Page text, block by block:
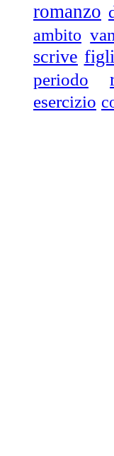
tra
romanzo
ambito
scrive figli
periodo
esercizio